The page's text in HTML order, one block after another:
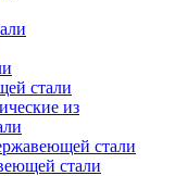
стали
из
стали
стали